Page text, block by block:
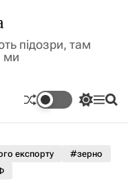
підозри, там
ми
П
м
М П
експорту
#зерно